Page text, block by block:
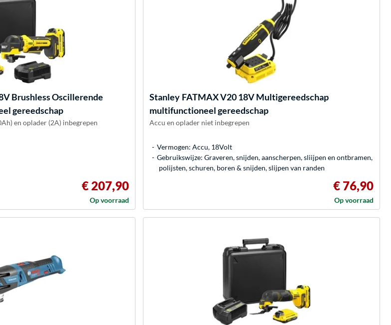
Brushless Oscillerende
gereedschap
en oplader (2A) inbegrepen
€ 207,90
Op voorraad
Stanley FATMAX V20 18V Multigereedschap
multifunctioneel gereedschap
Accu en oplader niet inbegrepen
Vermogen: Accu, 18Volt
Gebruikswijze: Graveren, snijden, aanscherpen, sliijpen en ontbramen,
polijsten, schuren, boren & snijden, slijpen van randen
€ 76,90
Op voorraad